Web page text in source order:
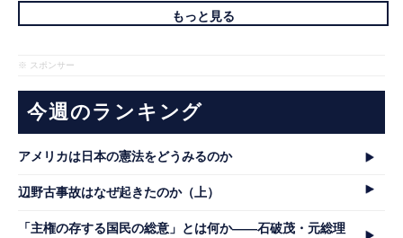
もっと見る
※ スポンサー
今週のランキング
アメリカは日本の憲法をどうみるのか
辺野古事故はなぜ起きたのか（上）
「主権の存する国民の総意」とは何か――石破茂・元総理